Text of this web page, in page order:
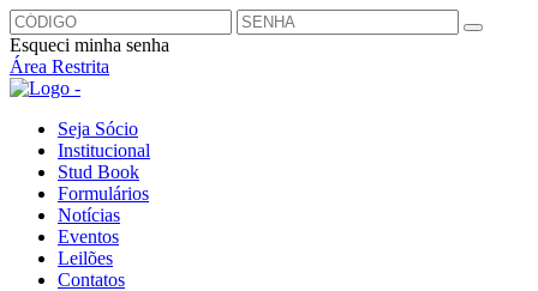
Esqueci minha senha
Área Restrita
Seja Sócio
Institucional
Stud Book
Formulários
Notícias
Eventos
Leilões
Contatos